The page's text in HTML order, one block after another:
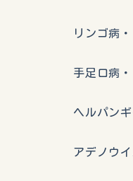
リンゴ病・・・
手足口病・・・
ヘルパンギーナ
アデノウイルス